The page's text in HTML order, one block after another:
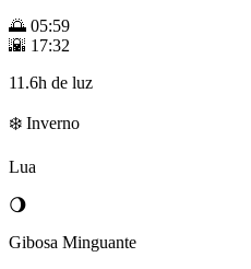
🌅 05:59
🌇 17:32
11.6h de luz
❄️ Inverno
Lua
🌖
Gibosa Minguante